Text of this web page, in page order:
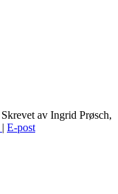
Skrevet av Ingrid Prøsch,
| E-post